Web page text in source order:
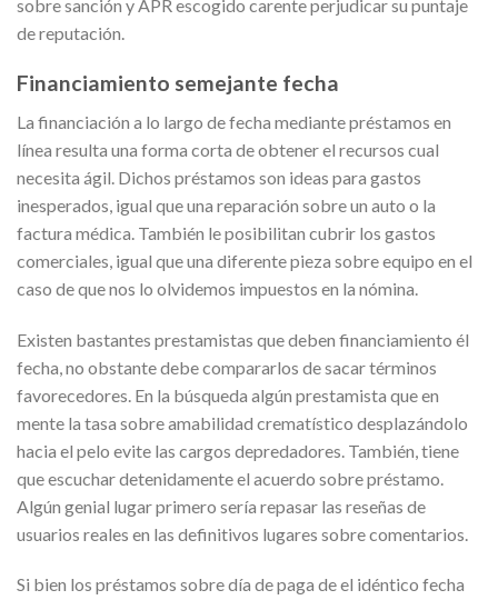
sobre sanción y APR escogido carente perjudicar su puntaje
de reputación.
Financiamiento semejante fecha
La financiación a lo largo de fecha mediante préstamos en
línea resulta una forma corta de obtener el recursos cual
necesita ágil. Dichos préstamos son ideas para gastos
inesperados, igual que una reparación sobre un auto o la
factura médica. También le posibilitan cubrir los gastos
comerciales, igual que una diferente pieza sobre equipo en el
caso de que nos lo olvidemos impuestos en la nómina.
Existen bastantes prestamistas que deben financiamiento él
fecha, no obstante debe compararlos de sacar términos
favorecedores. En la búsqueda algún prestamista que en
mente la tasa sobre amabilidad crematístico desplazándolo
hacia el pelo evite las cargos depredadores. También, tiene
que escuchar detenidamente el acuerdo sobre préstamo.
Algún genial lugar primero serí­a repasar las reseñas de
usuarios reales en las definitivos lugares sobre comentarios.
Si bien los préstamos sobre día de paga de el idéntico fecha